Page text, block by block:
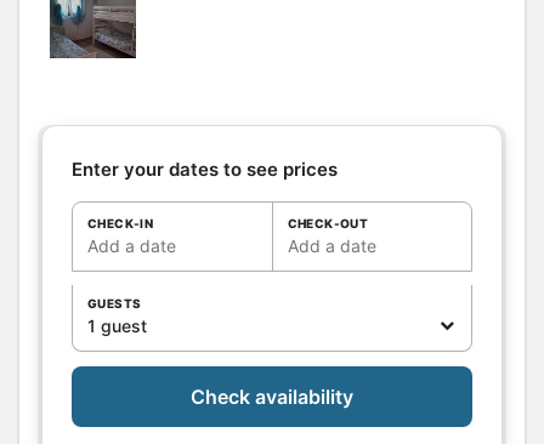
séjour en solo, en duo ou en
sereine pour se reposer en toute
Bathrooms/
room
Kitchen
Media
Enter your dates to see prices
CHECK-IN
Add a date
CHECK-OUT
Add a date
GUESTS
1 guest
Check availability